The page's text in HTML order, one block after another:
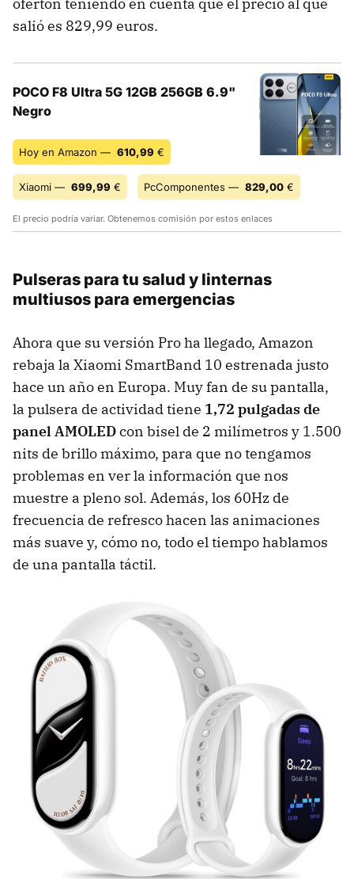
salió es 829,99 euros.
POCO F8 Ultra 5G 12GB 256GB 6.9"
Negro
Hoy en Amazon — 610,99 €
Xiaomi — 699,99 € PcComponentes — 829,00 €
El precio podría variar. Obtenemos comisión por estos enlaces
Pulseras para tu salud y linternas
multiusos para emergencias
Ahora que su versión Pro ha llegado, Amazon
rebaja la Xiaomi SmartBand 10 estrenada justo
hace un año en Europa. Muy fan de su pantalla,
la pulsera de actividad tiene 1,72 pulgadas de
panel AMOLEDcon bisel de 2 milímetros y 1.500
nits de brillo máximo, para que no tengamos
problemas en ver la información que nos
muestre a pleno sol. Además, los 60Hz de
frecuencia de refresco hacen las animaciones
más suave y, cómo no, todo el tiempo hablamos
de una pantalla táctil.